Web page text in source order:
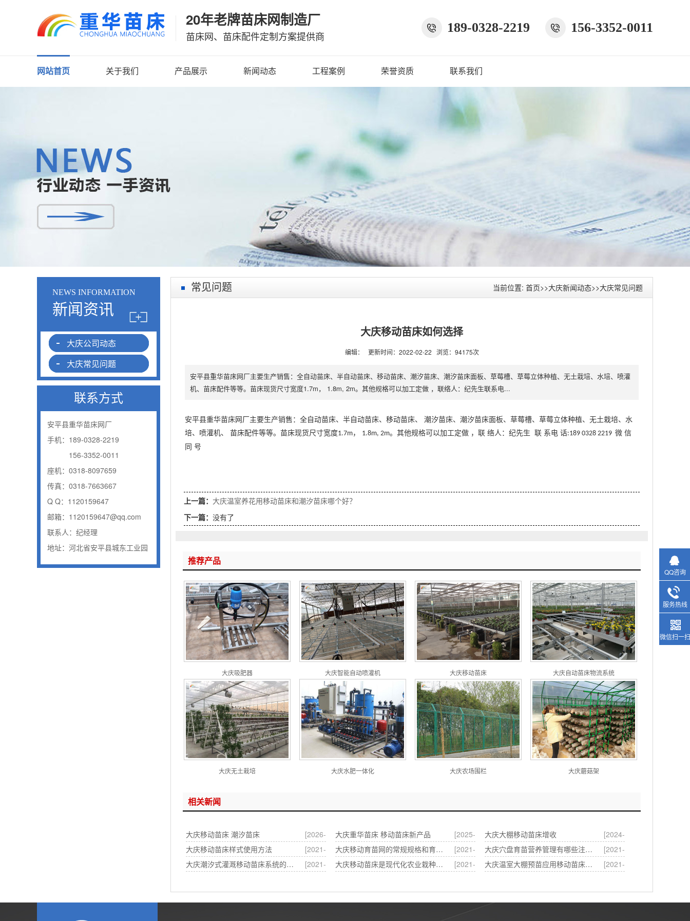
20年老牌苗床网制造厂
苗床网、苗床配件定制方案提供商
189-0328-2219 156-3352-0011
网站首页 关于我们 产品展示 新闻动态 工程案例 荣誉资质 联系我们
NEWS INFORMATION
新闻资讯
大庆公司动态
大庆常见问题
联系方式
安平县重华苗床网厂
手机：189-0328-2219
156-3352-0011
座机：0318-8097659
传真：0318-7663667
Q Q：1120159647
邮箱：1120159647@qq.com
联系人：纪经理
地址：河北省安平县城东工业园
常见问题 当前位置: 首页>>大庆新闻动态>>大庆常见问题
大庆移动苗床如何选择
编辑： 更新时间：2022-02-22 浏览：94175次
安平县重华苗床网厂主要生产销售：全自动苗床、半自动苗床、移动苗床、潮汐苗床、潮汐苗床面板、草莓槽、草莓立体种植、无土栽培、水培、喷灌
机、苗床配件等等。苗床现货尺寸宽度1.7m， 1.8m, 2m。其他规格可以加工定做 ，联络人：纪先生联系电...
安平县重华苗床网厂 主要生产销售：全自动苗床、半自动苗床、移动苗床、 潮汐苗床、潮汐苗床面板、草莓槽、草莓立体种植、无土栽培、水
培、 喷灌机、 苗床配件等等。苗床现货尺寸宽度1.7m， 1.8m, 2m。其他规格可以加工定做 ，联 络人：纪先生 联 系电 话:189 0328 2219微 信
同 号
上一篇： 大庆温室养花用移动苗床和潮汐苗床哪个好？
下一篇：没有了
推荐产品
大庆吸肥器 大庆智能自动喷灌机 大庆移动苗床 大庆自动苗床物流系统
大庆无土栽培 大庆水肥一体化 大庆农场围栏 大庆蘑菇架
相关新闻
大庆移动苗床 潮汐苗床
[2026-
04-16]
大庆重华苗床 移动苗床新产品
[2025-
03-20]
大庆大棚移动苗床增收
[2024-
10-16]
大庆移动苗床样式使用方法
[2021-
07-08]
大庆移动育苗网的常规规格和育苗网材质选购
[2021-
04-13]
大庆穴盘育苗营养管理有哪些注意事项？
[2021-
04-13]
大庆潮汐式灌溉移动苗床系统的特点
[2021-
大庆移动苗床是现代化农业栽种这种常见设备
[2021-
大庆温室大棚预苗应用移动苗床苗床网的益处
[2021-
QQ咨询
服务热线
微信扫一扫